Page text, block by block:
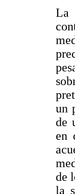
La
un
de
en
de
la